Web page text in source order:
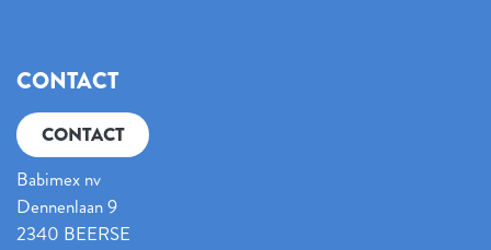
CONTACT
CONTACT
Babimex nv
Dennenlaan 9
2340 BEERSE